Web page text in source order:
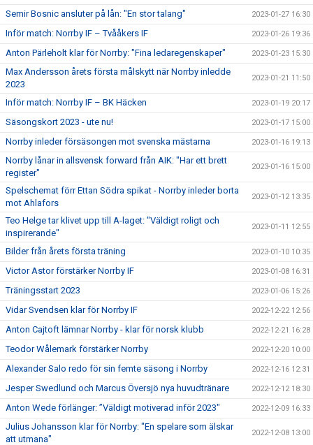
Semir Bosnic ansluter på lån: "En stor talang" 2023-01-27 16:30
Inför match: Norrby IF – Tvååkers IF 2023-01-26 19:36
Anton Pärleholt klar för Norrby: "Fina ledaregenskaper" 2023-01-23 15:30
Max Andersson årets första målskytt när Norrby inledde
2023
2023-01-21 11:50
Inför match: Norrby IF – BK Häcken 2023-01-19 20:17
Säsongskort 2023 - ute nu! 2023-01-17 15:00
Norrby inleder försäsongen mot svenska mästarna 2023-01-16 19:13
Norrby lånar in allsvensk forward från AIK: "Har ett brett
register"
2023-01-16 15:00
Spelschemat förr Ettan Södra spikat - Norrby inleder borta
mot Ahlafors
2023-01-12 13:35
Teo Helge tar klivet upp till A-laget: "Väldigt roligt och
inspirerande"
2023-01-11 12:55
Bilder från årets första träning 2023-01-10 10:35
Victor Astor förstärker Norrby IF 2023-01-08 16:31
Träningsstart 2023 2023-01-06 15:26
Vidar Svendsen klar för Norrby IF 2022-12-22 12:56
Anton Cajtoft lämnar Norrby - klar för norsk klubb 2022-12-21 16:28
Teodor Wålemark förstärker Norrby 2022-12-20 10:00
Alexander Salo redo för sin femte säsong i Norrby 2022-12-16 12:31
Jesper Swedlund och Marcus Översjö nya huvudtränare 2022-12-12 18:30
Anton Wede förlänger: ”Väldigt motiverad inför 2023" 2022-12-09 16:33
Julius Johansson klar för Norrby: "En spelare som älskar
att utmana"
2022-12-08 13:00